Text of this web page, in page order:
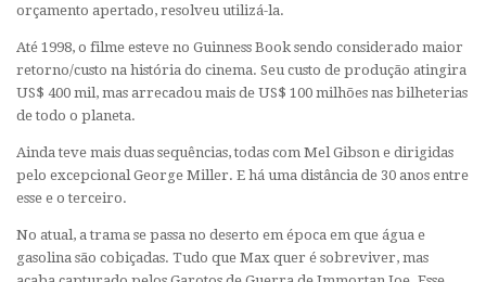
orçamento apertado, resolveu utilizá-la.
Até 1998, o filme esteve no Guinness Book sendo considerado maior
retorno/custo na história do cinema. Seu custo de produção atingira
US$ 400 mil, mas arrecadou mais de US$ 100 milhões nas bilheterias
de todo o planeta.
Ainda teve mais duas sequências, todas com Mel Gibson e dirigidas
pelo excepcional George Miller. E há uma distância de 30 anos entre
esse e o terceiro.
No atual, a trama se passa no deserto em época em que água e
gasolina são cobiçadas. Tudo que Max quer é sobreviver, mas